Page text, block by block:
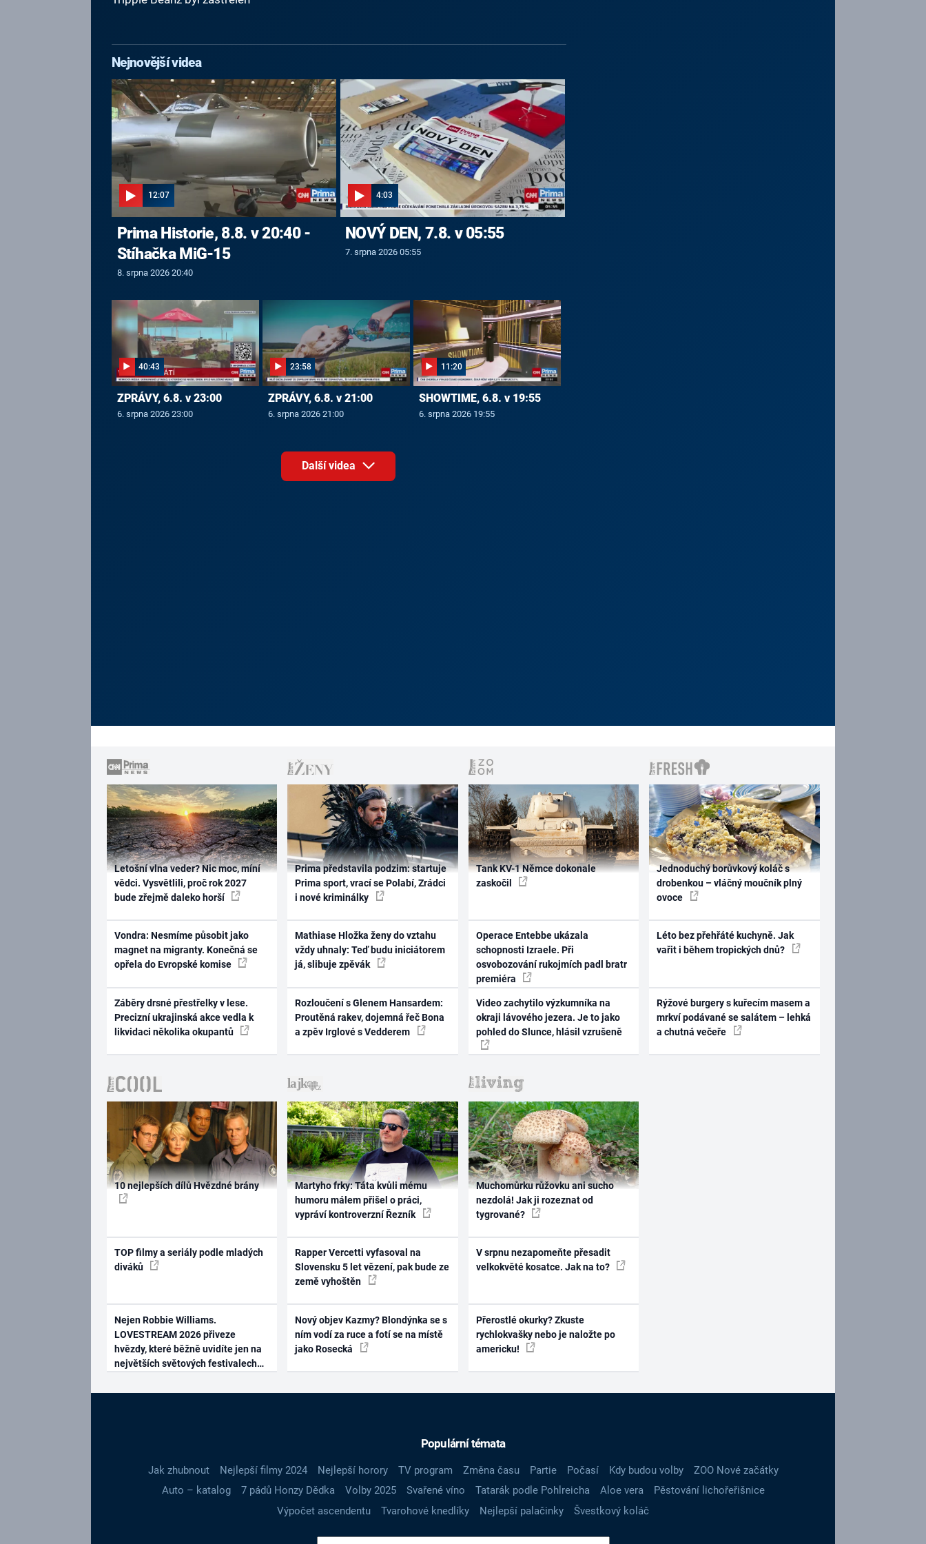
Nejnovější videa
12:07
Prima Historie, 8.8. v 20:40 -
Stíhačka MiG-15
8. srpna 2026 20:40
4:03
NOVÝ DEN, 7.8. v 05:55
7. srpna 2026 05:55
40:43
ZPRÁVY, 6.8. v 23:00
6. srpna 2026 23:00
23:58
ZPRÁVY, 6.8. v 21:00
6. srpna 2026 21:00
11:20
SHOWTIME, 6.8. v 19:55
6. srpna 2026 19:55
Další videa
Letošní vlna veder? Nic moc, míní
vědci. Vysvětlili, proč rok 2027
bude zřejmě daleko horší
Vondra: Nesmíme působit jako
magnet na migranty. Konečná se
opřela do Evropské komise
Záběry drsné přestřelky v lese.
Precizní ukrajinská akce vedla k
likvidaci několika okupantů
Prima představila podzim: startuje
Prima sport, vrací se Polabí, Zrádci
i nové kriminálky
Mathiase Hložka ženy do vztahu
vždy uhnaly: Teď budu iniciátorem
já, slibuje zpěvák
Rozloučení s Glenem Hansardem:
Proutěná rakev, dojemná řeč Bona
a zpěv Irglové s Vedderem
Tank KV-1 Němce dokonale
zaskočil
Operace Entebbe ukázala
schopnosti Izraele. Při
osvobozování rukojmích padl bratr
premiéra
Video zachytilo výzkumníka na
okraji lávového jezera. Je to jako
pohled do Slunce, hlásil vzrušeně
Jednoduchý borůvkový koláč s
drobenkou – vláčný moučník plný
ovoce
Léto bez přehřáté kuchyně. Jak
vařit i během tropických dnů?
Rýžové burgery s kuřecím masem a
mrkví podávané se salátem – lehká
a chutná večeře
10 nejlepších dílů Hvězdné brány
TOP filmy a seriály podle mladých
diváků
Nejen Robbie Williams.
LOVESTREAM 2026 přiveze
hvězdy, které běžně uvidíte jen na
největších světových festivalech
Martyho frky: Táta kvůli mému
humoru málem přišel o práci,
vypráví kontroverzní Řezník
Rapper Vercetti vyfasoval na
Slovensku 5 let vězení, pak bude ze
země vyhoštěn
Nový objev Kazmy? Blondýnka se s
ním vodí za ruce a fotí se na místě
jako Rosecká
Muchomůrku růžovku ani sucho
nezdolá! Jak ji rozeznat od
tygrované?
V srpnu nezapomeňte přesadit
velkokvěté kosatce. Jak na to?
Přerostlé okurky? Zkuste
rychlokvašky nebo je naložte po
americku!
Populární témata
Jak zhubnout Nejlepší filmy 2024 Nejlepší horory TV program Změna času Partie Počasí Kdy budou volby
ZOO Nové začátky
Auto – katalog
7 pádů Honzy Dědka Volby 2025 Svařené víno Tatarák podle Pohlreicha Aloe vera
Pěstování lichořeřišnice
Výpočet ascendentu
Tvarohové knedlíky Nejlepší palačinky Švestkový koláč